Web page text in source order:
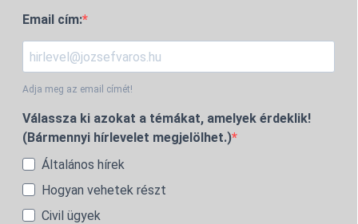
Email cím:
Adja meg az email címét!
Válassza ki azokat a témákat, amelyek érdeklik!
(Bármennyi hírlevelet megjelölhet.)
Általános hírek
Hogyan vehetek részt
Civil ügyek